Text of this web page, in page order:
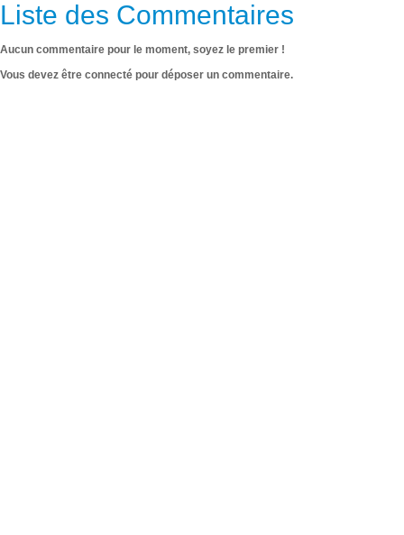
Liste des Commentaires
Aucun commentaire pour le moment, soyez le premier !
Vous devez être connecté pour déposer un commentaire.